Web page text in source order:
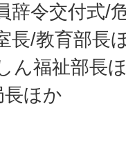
辞令交付式/
長/教育部長
ん福祉部長
長ほか